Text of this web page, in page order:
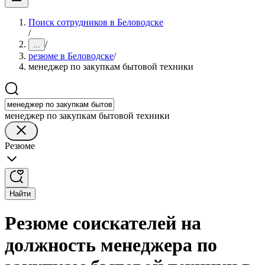
Поиск сотрудников в Беловодске
/
... /
резюме в Беловодске/
менеджер по закупкам бытовой техники
менеджер по закупкам бытовой техники
Резюме
Найти
Резюме соискателей на
должность менеджера по